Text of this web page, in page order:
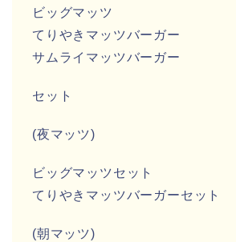
ビッグマッツ
てりやきマッツバーガー
サムライマッツバーガー
セット
(夜マッツ)
ビッグマッツセット
てりやきマッツバーガーセット
(朝マッツ)